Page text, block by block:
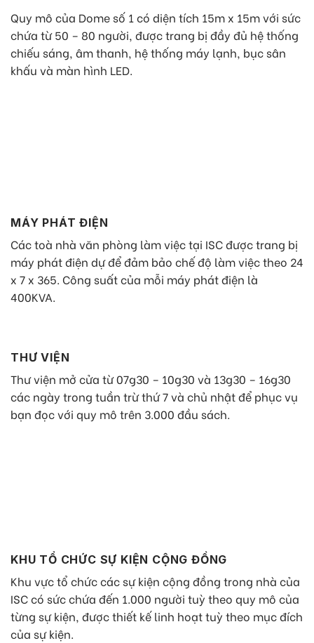
Quy mô của Dome số 1 có diện tích 15m x 15m với sức
chứa từ 50 – 80 người, được trang bị đầy đủ hệ thống
chiếu sáng, âm thanh, hệ thống máy lạnh, bục sân
khấu và màn hình LED.
MÁY PHÁT ĐIỆN
Các toà nhà văn phòng làm việc tại ISC được trang bị
máy phát điện dự để đảm bảo chế độ làm việc theo 24
x 7 x 365. Công suất của mỗi máy phát điện là
400KVA.
THƯ VIỆN
Thư viện mở cửa từ 07g30 – 10g30 và 13g30 – 16g30
các ngày trong tuần trừ thứ 7 và chủ nhật để phục vụ
bạn đọc với quy mô trên 3.000 đầu sách.
KHU TỔ CHỨC SỰ KIỆN CỘNG ĐỒNG
Khu vực tổ chức các sự kiện cộng đồng trong nhà của
ISC có sức chứa đến 1.000 người tuỳ theo quy mô của
từng sự kiện, được thiết kế linh hoạt tuỳ theo mục đích
của sự kiện.